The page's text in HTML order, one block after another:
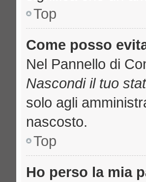
Top
Come posso
Nel Pannello di
Nascondi il tuo
solo agli
nascosto.
Top
Ho perso la mia